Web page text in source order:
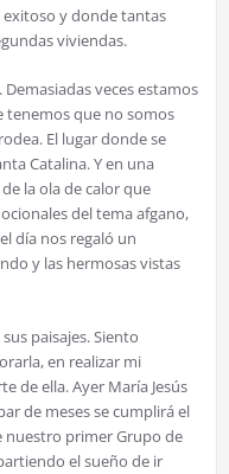
y donde tantas
viviendas.
veces estamos
tenemos que no somos
El lugar donde se
Catalina. Y en una
la ola de calor que
del tema afgano,
día nos regaló un
y las hermosas vistas
paisajes. Siento
en realizar mi
de ella. Ayer María Jesús
de meses se cumplirá el
nuestro primer Grupo de
el sueño de ir